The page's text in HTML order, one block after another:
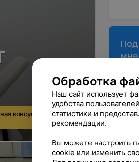
консультация
Обработка
Наш сайт использует
удобства
статистики и
рекомендаций.
Вы можете настроить
cookie или изменить